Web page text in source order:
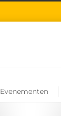
Evenementen